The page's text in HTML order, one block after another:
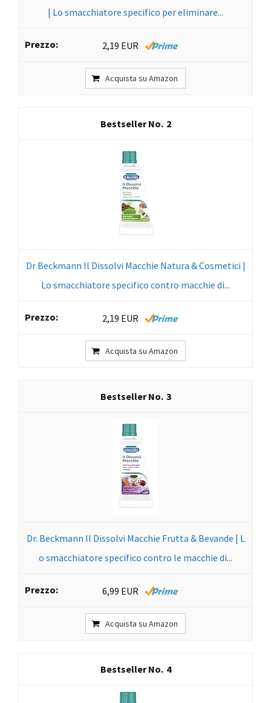
| Lo smacchiatore specifico per eliminare...
2,19 EUR
Acquista su Amazon
2
Dr Beckmann Il Dissolvi Macchie Natura & Cosmetici |
Lo smacchiatore specifico contro macchie di...
2,19 EUR
Acquista su Amazon
3
Dr. Beckmann Il Dissolvi Macchie Frutta & Bevande | L
o smacchiatore specifico contro le macchie di...
6,99 EUR
Acquista su Amazon
4